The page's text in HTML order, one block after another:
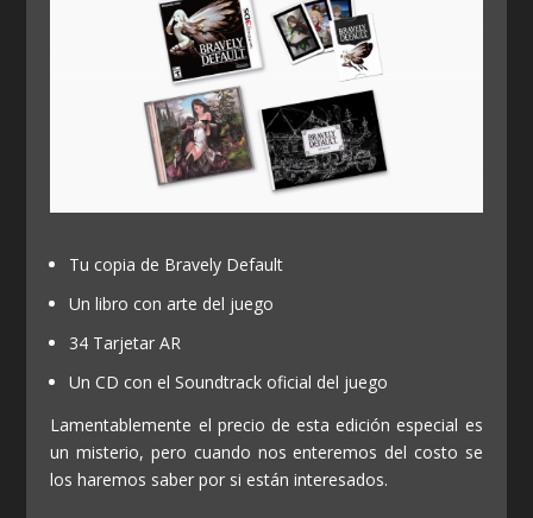
Tu copia de Bravely Default
Un libro con arte del juego
34 Tarjetar AR
Un CD con el Soundtrack oficial del juego
Lamentablemente el precio de esta edición especial es
un misterio, pero cuando nos enteremos del costo se
los haremos saber por si están interesados.